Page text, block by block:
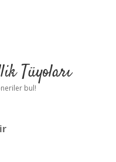
Tüyoları
bul!